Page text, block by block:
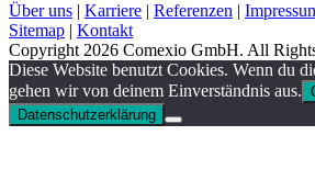
Über uns | Karriere | Referenzen |
Sitemap | Kontakt
Copyright 2026 Comexio GmbH. All
Diese Website benutzt Cookies. Wenn du
gehen wir von deinem Einverständnis aus.
Datenschutzerklärung